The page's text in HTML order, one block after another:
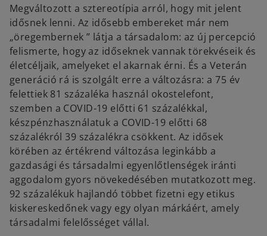
Megváltozott a sztereotípia arról, hogy mit jelent
idősnek lenni. Az idősebb embereket már nem
„öregembernek ” látja a társadalom: az új percepció
felismerte, hogy az időseknek vannak törekvéseik és
életcéljaik, amelyeket el akarnak érni. És a Veterán
generáció rá is szolgált erre a változásra: a 75 év
felettiek 81 százaléka használ okostelefont,
szemben a COVID-19 előtti 61 százalékkal,
készpénzhasználatuk a COVID-19 előtti 68
százalékról 39 százalékra csökkent. Az idősek
körében az értékrend változása leginkább a
gazdasági és társadalmi egyenlőtlenségek iránti
aggodalom gyors növekedésében mutatkozott meg.
92 százalékuk hajlandó többet fizetni egy etikus
kiskereskedőnek vagy egy olyan márkáért, amely
társadalmi felelősséget vállal.